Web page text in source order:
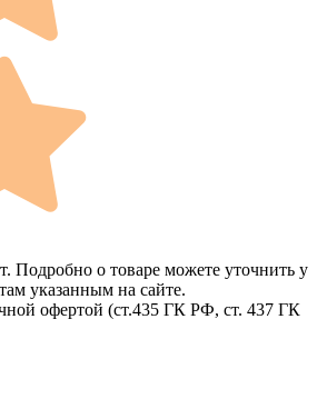
Подробно о товаре можете уточнить у
указанным на сайте.
офертой (ст.435 ГК РФ, cт. 437 ГК